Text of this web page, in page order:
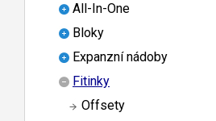
All-In-One
Bloky
Expanzní nádoby
Fitinky
Offsety